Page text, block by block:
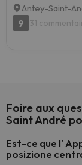
Antey-Saint-
9
31
Foire aux
Saint André
Est-ce que l'
posizione